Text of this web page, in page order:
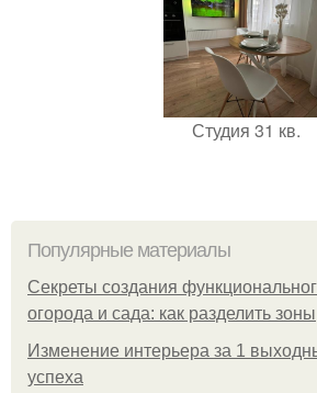
Студия 31 кв.
Популярные материалы
Секреты создания
огорода и сада: как разделить зоны
Изменение интерьера за 1
успеха